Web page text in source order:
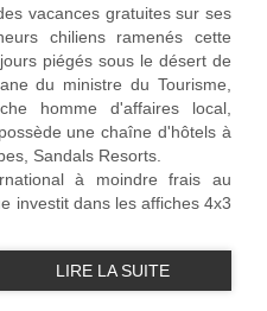
vacances gratuites sur ses
chiliens ramenés cette
piégés sous le désert de
du ministre du Tourisme,
homme d'affaires local,
une chaîne d'hôtels à
Sandals Resorts.
à moindre frais au
investit dans les affiches 4x3
LIRE LA SUITE